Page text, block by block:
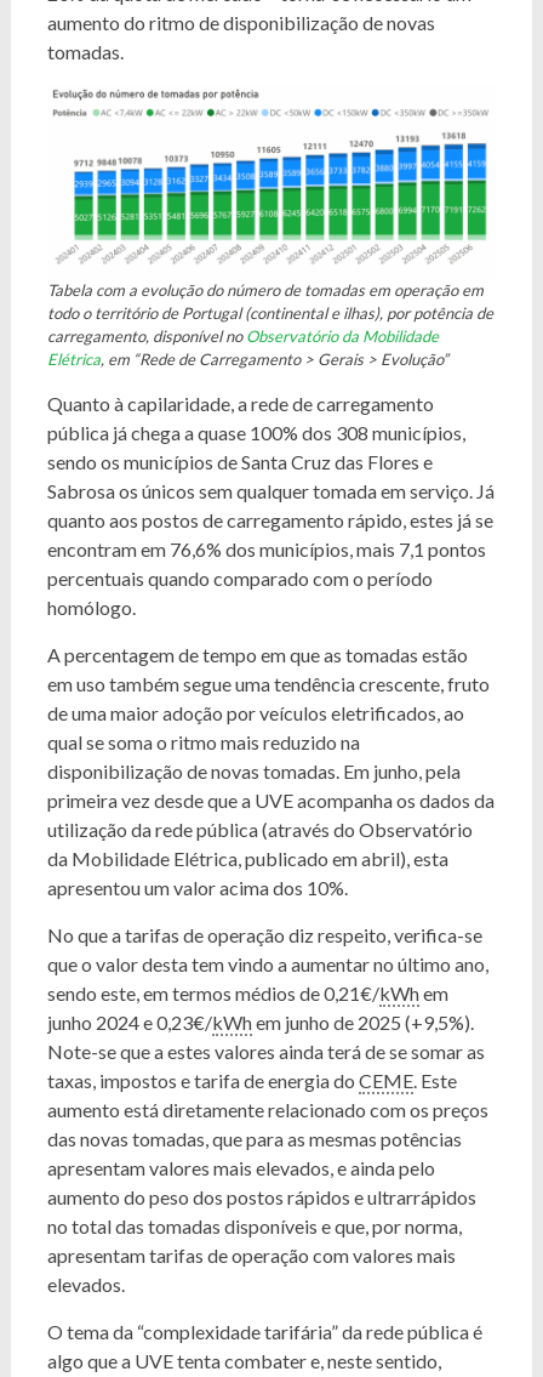
aumento do ritmo de disponibilização de novas
tomadas.
Tabela com a evolução do número de tomadas em operação em
todo o território de Portugal (continental e ilhas), por potência de
carregamento, disponível noObservatório da Mobilidade
Elétrica, em “Rede de Carregamento > Gerais > Evolução”
Quanto à capilaridade, a rede de carregamento
pública já chega a quase 100% dos 308 municípios,
sendo os municípios de Santa Cruz das Flores e
Sabrosa os únicos sem qualquer tomada em serviço. Já
quanto aos postos de carregamento rápido, estes já se
encontram em 76,6% dos municípios, mais 7,1 pontos
percentuais quando comparado com o período
homólogo.
A percentagem de tempo em que as tomadas estão
em uso também segue uma tendência crescente, fruto
de uma maior adoção por veículos eletrificados, ao
qual se soma o ritmo mais reduzido na
disponibilização de novas tomadas. Em junho, pela
primeira vez desde que a UVE acompanha os dados da
utilização da rede pública (através do Observatório
da Mobilidade Elétrica, publicado em abril), esta
apresentou um valor acima dos 10%.
No que a tarifas de operação diz respeito, verifica-se
que o valor desta tem vindo a aumentar no último ano,
sendo este, em termos médios de 0,21€/kWhem
junho 2024 e 0,23€/kWhem junho de 2025 (+9,5%).
Note-se que a estes valores ainda terá de se somar as
taxas, impostos e tarifa de energia do CEME. Este
aumento está diretamente relacionado com os preços
das novas tomadas, que para as mesmas potências
apresentam valores mais elevados, e ainda pelo
aumento do peso dos postos rápidos e ultrarrápidos
no total das tomadas disponíveis e que, por norma,
apresentam tarifas de operação com valores mais
elevados.
O tema da “complexidade tarifária” da rede pública é
algo que a UVE tenta combater e, neste sentido,